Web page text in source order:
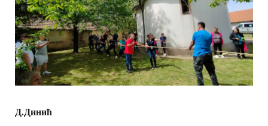
Д.Динић